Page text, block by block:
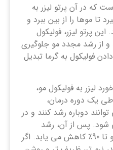
که در آن پرتو لیزر به
موها را از بین ببرد و
پرتو لیزر، فولیکول
از رشد مجدد مو جلوگیری
فولیکول به گرما تبدیل
لیزر به فولیکول مو،
یک دوره درمان،
دوباره رشد کنند و در
شود. پس از آن، رشد
مجدد به حداقل می رسد و مو تا 90٪ کاهش می یابد. اگر